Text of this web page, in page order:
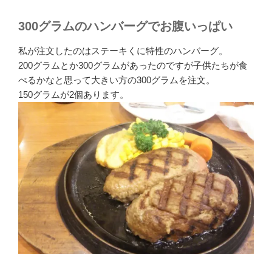
300グラムのハンバーグでお腹いっぱい
私が注文したのはステーキくに特性のハンバーグ。
200グラムとか300グラムがあったのですが子供たちが食
べるかなと思って大きい方の300グラムを注文。
150グラムが2個あります。